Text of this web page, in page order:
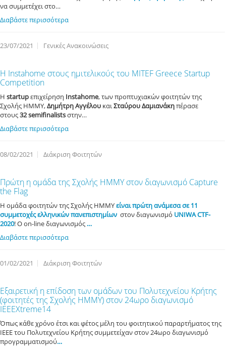
να συμμετέχει στο…
Διαβάστε περισσότερα
23/07/2021 Γενικές Ανακοινώσεις
Η Ιnstahome στους ημιτελικούς του MITEF Greece Startup
Competition
H startupεπιχείρηση Instahome, των προπτυχιακών φοιτητών της
Σχολής ΗΜΜΥ,Δημήτρη Αγγέλου καιΣταύρου Δαμιανάκηπέρασε
στους32 semifinalistsστην…
Διαβάστε περισσότερα
08/02/2021 Διάκριση Φοιτητών
Πρώτη η ομάδα της Σχολής ΗΜΜΥ στον διαγωνισμό Capture
the Flag
Η ομάδα φοιτητών της Σχολής ΗΜΜΥείναι πρώτη ανάμεσα σε 11
συμμετοχές ελληνικών πανεπιστημίων στον διαγωνισμό UNIWA CTF-
2020! Ο on-line διαγωνισμός …
Διαβάστε περισσότερα
01/02/2021 Διάκριση Φοιτητών
Εξαιρετική η επίδοση των ομάδων του Πολυτεχνείου Κρήτης
(φοιτητές της Σχολής ΗΜΜΥ) στον 24ωρο διαγωνισμό
ΙΕΕΕXtreme14
Όπως κάθε χρόνο έτσι και φέτος μέλη του φοιτητικού παραρτήματος της
ΙΕΕΕ του Πολυτεχνείου Κρήτης συμμετείχαν στον 24ωρο διαγωνισμό
προγραμματισμού…